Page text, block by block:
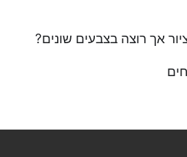
אך רוצה בצבעים שונים?